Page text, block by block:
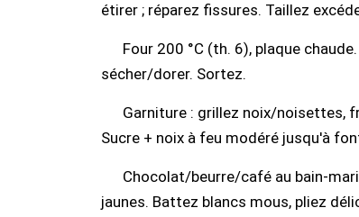
étirer ; réparez fissures. Taillez
Four 200 °C (th. 6), plaque
sécher/dorer. Sortez.
Garniture : grillez noix/noisettes,
Sucre + noix à feu modéré jusqu'à
Chocolat/beurre/café au bain-
jaunes. Battez blancs mous, pliez